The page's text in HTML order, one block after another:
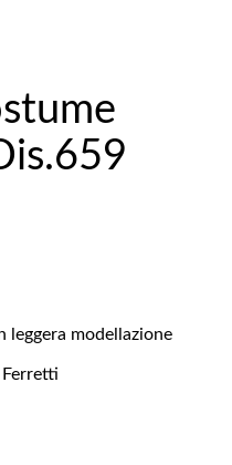
leggera modellazione